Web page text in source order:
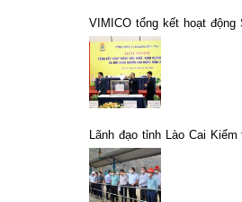
VIMICO tổng kết hoạt động
nghị Người lao động năm
Lãnh đạo tỉnh Lào Cai
dựng và hoạt động của
công ty Khoáng sản – TKV
Lào Cai